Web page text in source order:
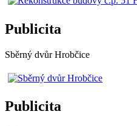
Publicita
Sběrný dvůr Hrobčice
Publicita